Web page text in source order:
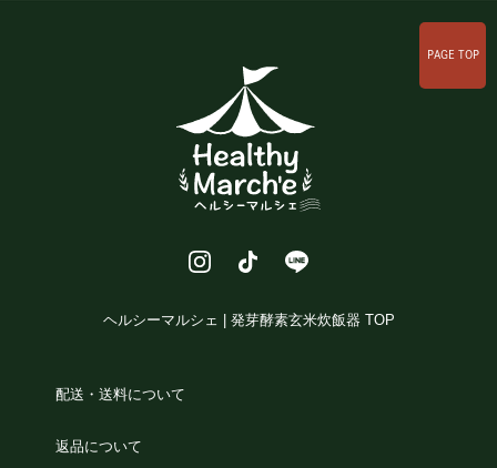
PAGE TOP
ヘルシーマルシェ | 発芽酵素玄米炊飯器 TOP
配送・送料について
返品について